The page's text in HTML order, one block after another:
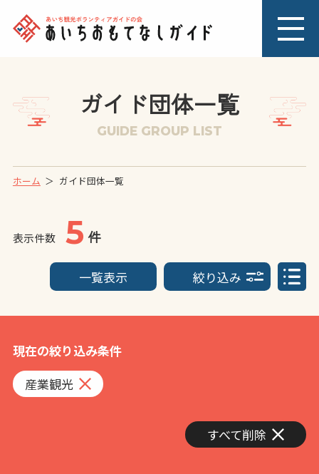
ガイド団体一覧
GUIDE GROUP LIST
ホーム ガイド団体一覧
表示件数 5 件
一覧表示 絞り込み
現在の絞り込み条件
産業観光
すべて削除